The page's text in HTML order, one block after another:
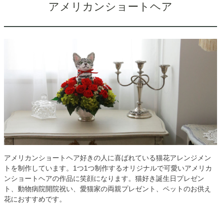
アメリカンショートヘア
アメリカンショートヘア好きの人に喜ばれている猫花アレンジメン
トを制作しています。1つ1つ制作するオリジナルで可愛いアメリカ
ンショートヘアの作品に笑顔になります。猫好き誕生日プレゼン
ト、動物病院開院祝い、愛猫家の両親プレゼント、ペットのお供え
花におすすめです。